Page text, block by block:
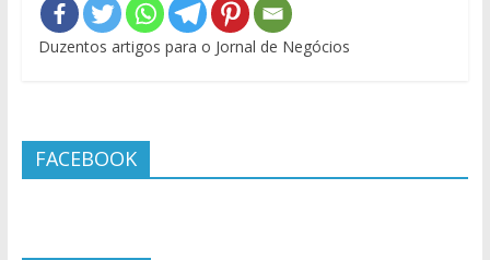
Duzentos artigos para o Jornal de Negócios
FACEBOOK